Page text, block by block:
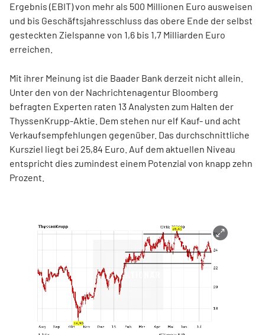
Ergebnis (EBIT) von mehr als 500 Millionen Euro ausweisen
und bis Geschäftsjahresschluss das obere Ende der selbst
gesteckten Zielspanne von 1,6 bis 1,7 Milliarden Euro
erreichen.
Mit ihrer Meinung ist die Baader Bank derzeit nicht allein.
Unter den von der Nachrichtenagentur Bloomberg
befragten Experten raten 13 Analysten zum Halten der
ThyssenKrupp-Aktie. Dem stehen nur elf Kauf- und acht
Verkaufsempfehlungen gegenüber. Das durchschnittliche
Kursziel liegt bei 25,84 Euro. Auf dem aktuellen Niveau
entspricht dies zumindest einem Potenzial von knapp zehn
Prozent.